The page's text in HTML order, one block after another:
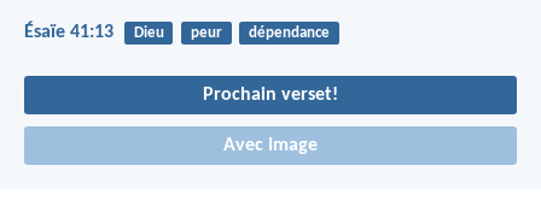
Ésaïe 41:13 Dieu peur dépendance
Prochain verset!
Avec Image